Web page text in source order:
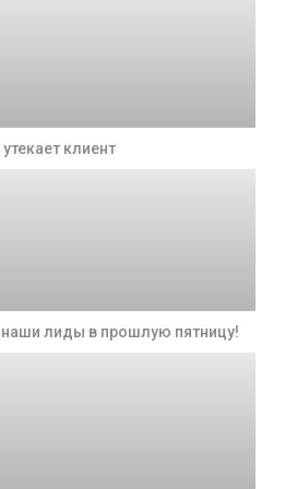
клиент
лиды в прошлую пятницу!